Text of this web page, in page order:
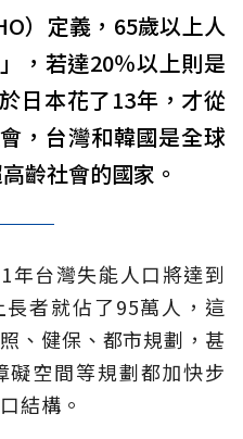
）定義，65歲以上人
，若達20％以上則是
日本花了13年，才從
，台灣和韓國是全球
齡社會的國家。
年台灣失能人口將達到
者就佔了95萬人，這
、健保、都市規劃，甚
礙空間等規劃都加快步
結構。